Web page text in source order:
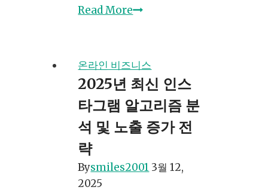
Read More유
라
이
브
방
송
하
온라인 비즈니스
2025년 최신 인스
타그램 알고리즘 분
석 및 노출 증가 전
략
Bysmiles2001 3월 12,
2025